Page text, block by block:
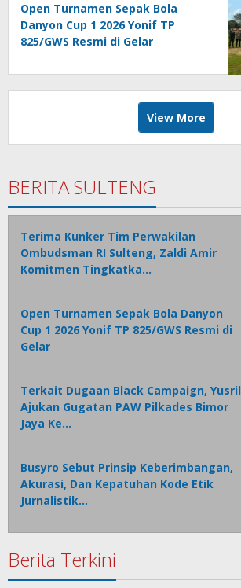
Open Turnamen Sepak Bola
Danyon Cup 1 2026 Yonif TP
825/GWS Resmi di Gelar
View More
BERITA SULTENG
Terima Kunker Tim Perwakilan
Ombudsman RI Sulteng, Zaldi Amir
Komitmen Tingkatka…
Open Turnamen Sepak Bola Danyon
Cup 1 2026 Yonif TP 825/GWS Resmi di
Gelar
Terkait Dugaan Black Campaign, Yusril
Ajukan Gugatan PAW Pilkades Bimor
Jaya Ke…
Busyro Sebut Prinsip Keberimbangan,
Akurasi, Dan Kepatuhan Kode Etik
Jurnalistik…
Berita Terkini